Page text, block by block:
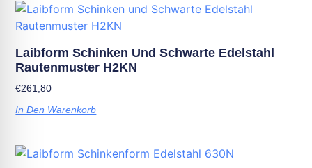
Laibform Schinken Und Schwarte Edelstahl
Rautenmuster H2KN
€261,80
In Den Warenkorb